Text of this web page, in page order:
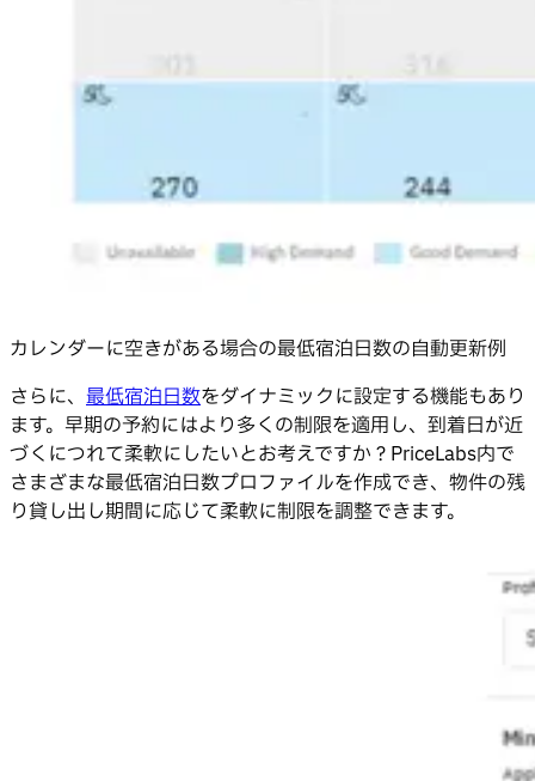
カレンダーに空きがある場合の最低宿泊日数の自動更新例
さらに、 最低宿泊日数をダイナミックに設定する機能もあり
ます。早期の予約にはより多くの制限を適用し、到着日が近
づくにつれて柔軟にしたいとお考えですか？PriceLabs内で
さまざまな最低宿泊日数プロファイルを作成でき、物件の残
り貸し出し期間に応じて柔軟に制限を調整できます。